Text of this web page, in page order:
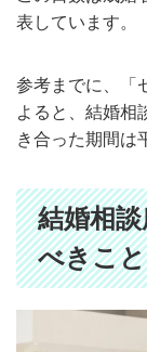
表しています。
参考までに、「
よると、結婚相
き合った期間は
結婚相
べきこと